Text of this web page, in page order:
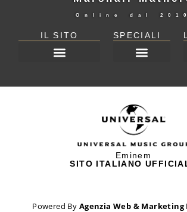
Online dal
IL SITO SPECIALI
Powered By Agenzia Web &
Eminem
SITO ITALIANO